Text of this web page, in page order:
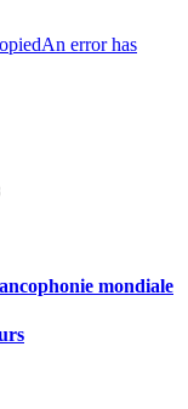
An error has
mondiale